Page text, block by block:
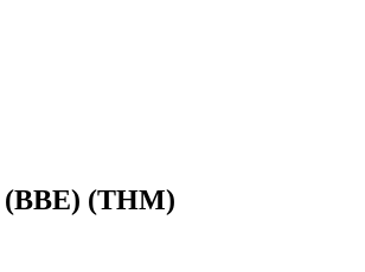
(BBE) (THM)